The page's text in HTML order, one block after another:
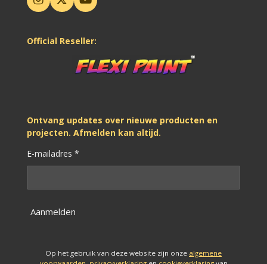
I
n
t
a
X
Y
o
T
u
b
e
Official Reseller:
Ontvang updates over nieuwe producten en
projecten. Afmelden kan altijd.
E-mailadres *
Aanmelden
Op het gebruik van deze website zijn onze algemene